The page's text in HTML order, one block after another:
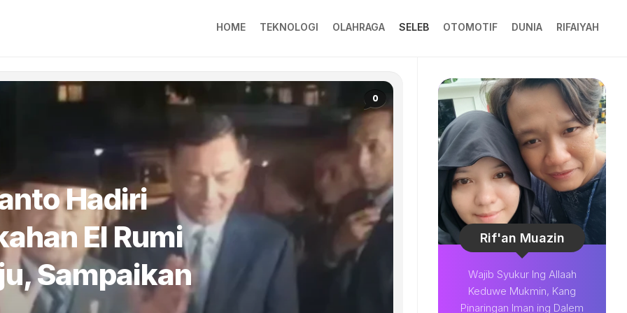
HOME TEKNOLOGI OLAHRAGA SELEB OTOMOTIF DUNIA RIFAIYAH
0
Hadiri
El Rumi
Sampaikan
Rif'an Muazin
Wajib Syukur Ing Allaah
Keduwe Mukmin, Kang
Pinaringan Iman ing Dalem